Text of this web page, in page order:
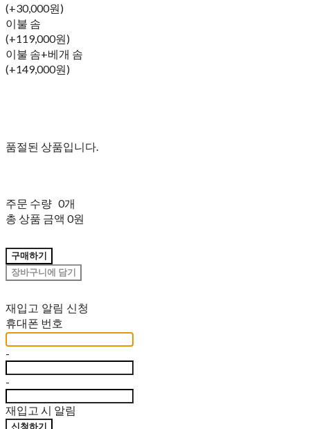
(+30,000원)
이불 솜
(+119,000원)
이불 솜+베개 솜
(+149,000원)
품절된 상품입니다.
주문 수량 0개
총 상품 금액 0원
구매하기
장바구니에 담기
재입고 알림 신청
휴대폰 번호
-
-
재입고 시 알림
신청하기